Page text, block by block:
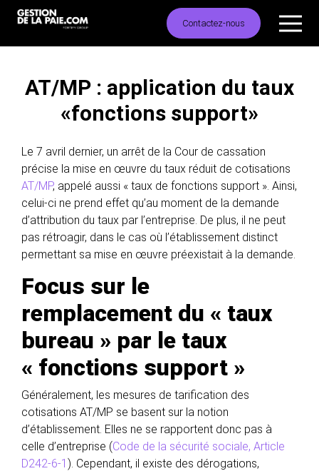
Contactez-nous
AT/MP : application du taux
«fonctions support»
Le 7 avril dernier, un arrêt de la Cour de cassation
précise la mise en œuvre du taux réduit de cotisations
AT/MP, appelé aussi « taux de fonctions support ». Ainsi,
celui-ci ne prend effet qu’au moment de la demande
d’attribution du taux par l’entreprise. De plus, il ne peut
pas rétroagir, dans le cas où l’établissement distinct
permettant sa mise en œuvre préexistait à la demande.
Focus sur le
remplacement du « taux
bureau » par le taux
« fonctions support »
Généralement, les mesures de tarification des
cotisations AT/MP se basent sur la notion
d’établissement. Elles ne se rapportent donc pas à
celle d’entreprise (Code de la sécurité sociale, Article
D242-6-1 ). Cependant, il existe des dérogations,